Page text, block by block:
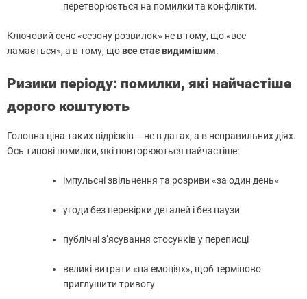
перетворюється на помилки та конфлікти.
Ключовий сенс «сезону розвилок» не в тому, що «все
ламається», а в тому, що все стає видимішим.
Ризики періоду: помилки, які найчастіше
дорого коштують
Головна ціна таких відрізків – не в датах, а в неправильних діях.
Ось типові помилки, які повторюються найчастіше:
імпульсні звільнення та розриви «за один день»
угоди без перевірки деталей і без паузи
публічні з’ясування стосунків у переписці
великі витрати «на емоціях», щоб терміново
приглушити тривогу